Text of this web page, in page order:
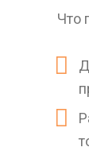
Что